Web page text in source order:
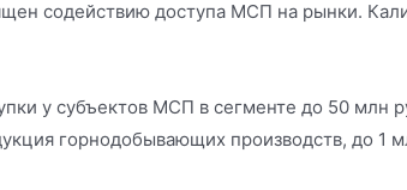
содействию доступа МСП на рынки.
у субъектов МСП в сегменте до 50 млн
горнодобывающих производств, до 1